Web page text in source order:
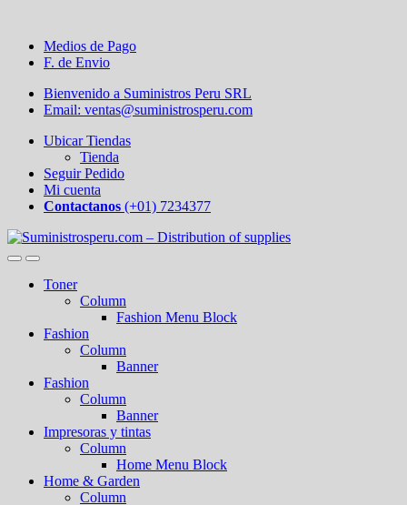
Medios de Pago
F. de Envio
Bienvenido a Suministros Peru SRL
Email: ventas@suministrosperu.com
Ubicar Tiendas
Tienda
Seguir Pedido
Mi cuenta
Contactanos (+01) 7234377
Toner
Column
Fashion Menu Block
Fashion
Column
Banner
Fashion
Column
Banner
Impresoras y tintas
Column
Home Menu Block
Home & Garden
Column